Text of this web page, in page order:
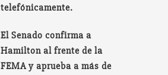
telefónicamente.
El Senado confirma a
Hamilton al frente de la
FEMA y aprueba a más de